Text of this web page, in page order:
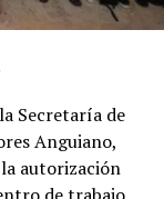
Secretaría de
Anguiano,
autorización